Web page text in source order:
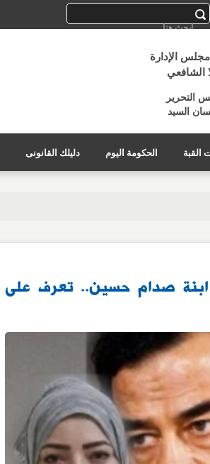
الإدارة
الشافعي
التحرير
السيد
القبة الحكومة اليوم دليلك القانونى
صدام حسين.. تعرف على